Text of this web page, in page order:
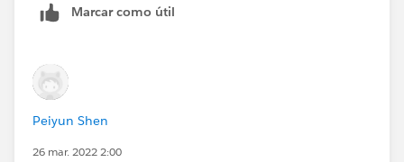
Marcar como útil
Peiyun Shen
26 mar. 2022 2:00